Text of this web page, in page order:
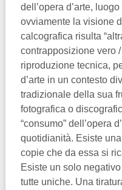
dell’opera d’arte,
ovviamente la visione
calcografica risulta
contrapposizione vero
riproduzione tecnica,
d’arte in un contesto
tradizionale della sua
fotografica o
“consumo” dell’opera
quotidianità. Esiste
copie che da essa si
Esiste un solo
tutte uniche. Una